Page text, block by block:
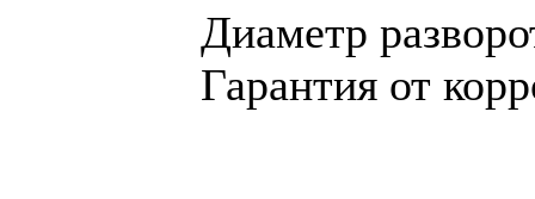
Диаметр
Гарантия от